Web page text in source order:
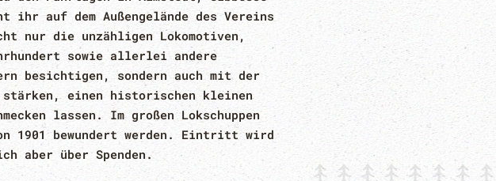
ihr auf dem Außengelände des Vereins
nur die unzähligen Lokomotiven,
sowie allerlei andere
besichtigen, sondern auch mit der
stärken, einen historischen kleinen
lassen. Im großen Lokschuppen
1901 bewundert werden. Eintritt wird
aber über Spenden.